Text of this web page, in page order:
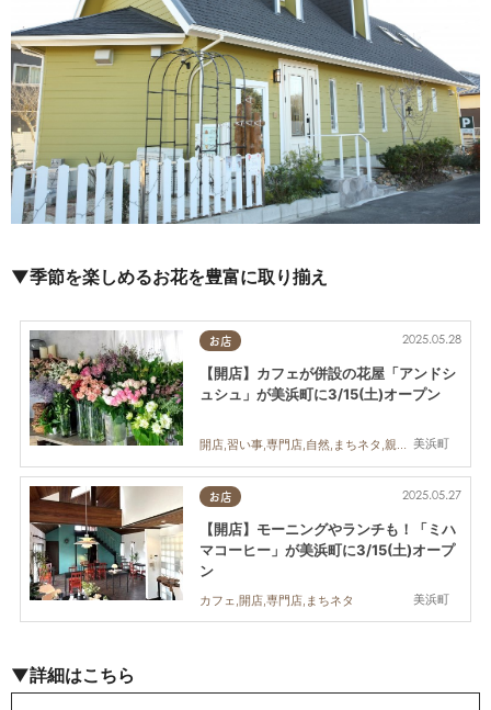
▼季節を楽しめるお花を豊富に取り揃え
お店
美浜町
2025.05.28
【開店】カフェが併設の花屋「アンドシ
ュシュ」が美浜町に3/15(土)オープン
開店,習い事,専門店,自然,まちネタ,親子,夫婦,家族,カップル,おひとりさま,友人,ペット,花
お店
美浜町
2025.05.27
【開店】モーニングやランチも！「ミハ
マコーヒー」が美浜町に3/15(土)オープ
ン
カフェ,開店,専門店,まちネタ
▼詳細はこちら